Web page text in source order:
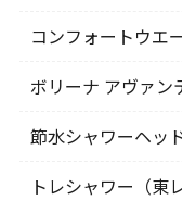
コンフォートウエ
ボリーナ アヴァン
節水シャワーヘッ
トレシャワー（東レ